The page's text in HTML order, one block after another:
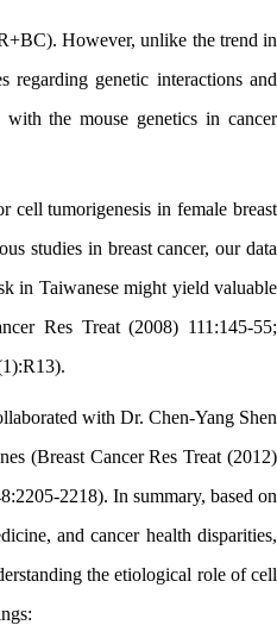
However, unlike the trend in
regarding genetic interactions and
with the mouse genetics in cancer
cell tumorigenesis in female breast
studies in breast cancer, our data
in Taiwanese might yield valuable
Res Treat (2008) 111:145-55;
with Dr. Chen-Yang Shen
(Breast Cancer Res Treat (2012)
2218). In summary, based on
and cancer health disparities,
the etiological role of cell